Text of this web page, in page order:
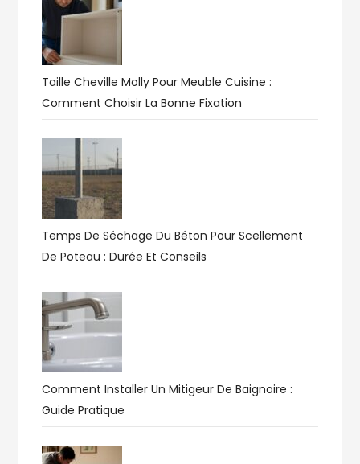
Taille Cheville Molly Pour Meuble Cuisine :
Comment Choisir La Bonne Fixation
Temps De Séchage Du Béton Pour Scellement
De Poteau : Durée Et Conseils
Comment Installer Un Mitigeur De Baignoire :
Guide Pratique